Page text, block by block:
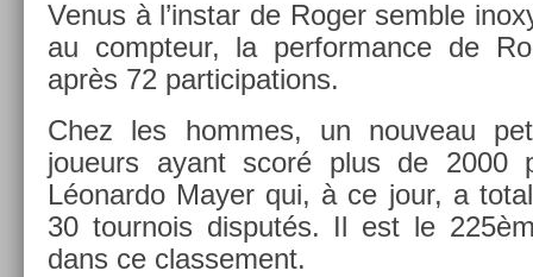
Venus à l’instar de Roger semble
au com­pteur, la per­for­mance de
après 72 par­ticipa­tions.
Chez les hom­mes, un nouveau
joueurs ayant scoré plus de 2000
Léonar­do Mayer qui, à ce jour, a
30 tour­nois dis­putés. Il est le
dans ce clas­se­ment.